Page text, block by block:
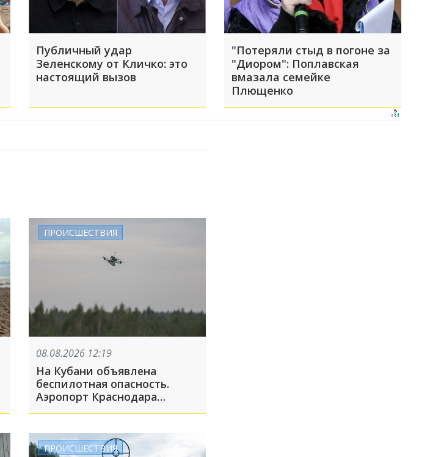
Публичный удар
Зеленскому от Кличко: это
настоящий вызов
"Потеряли стыд в погоне за
"Диором": Поплавская
вмазала семейке
Плющенко
ПРОИСШЕСТВИЯ
08.08.2026 12:19
На Кубани объявлена
беспилотная опасность.
Аэропорт Краснодара
закрыт на прием и выпуск
ПРОИСШЕСТВИЯ